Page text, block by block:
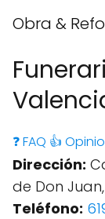
Obra &
❓ FAQ 👍
Dirección:
de Don
Teléfono: